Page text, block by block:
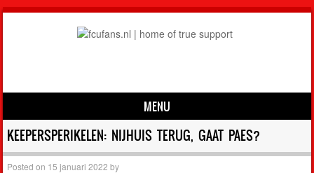
MENU
Skip to content
KEEPERSPERIKELEN: NIJHUIS TERUG, GAAT PAES?
Posted on 15 januari 2022 by